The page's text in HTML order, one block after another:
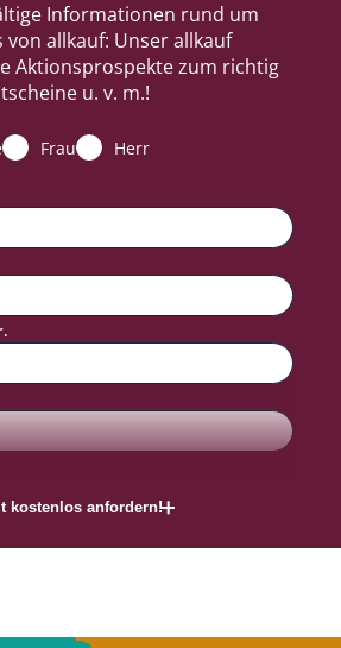
Informationen rund um
allkauf: Unser allkauf
Aktionsprospekte zum richtig
u. v. m.!
Frau Herr
kostenlos anfordern!